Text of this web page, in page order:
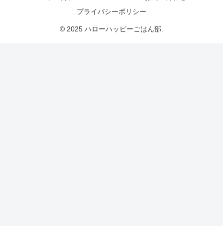
プライバシーポリシー
© 2025 ハローハッピーごはん部.